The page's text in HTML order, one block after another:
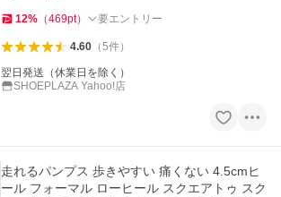
12% （469pt） 要エントリー
4.60（5件）
翌日発送（休業日を除く）
SHOEPLAZA Yahoo!店
走れるパンプス 歩きやすい 痛くない 4.5cmヒ
ール フォーマル ローヒール スクエアトゥ スク